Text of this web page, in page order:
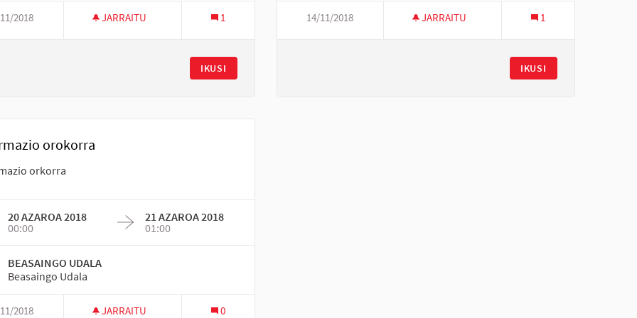
2018 JARRAITU 1
IKUSI
14/11/2018 JARRAITU 1
IKUSI
orokorra
orkorra
20 AZAROA 2018
00:00
21 AZAROA 2018
01:00
BEASAINGO UDALA
Beasaingo Udala
2018 JARRAITU 0